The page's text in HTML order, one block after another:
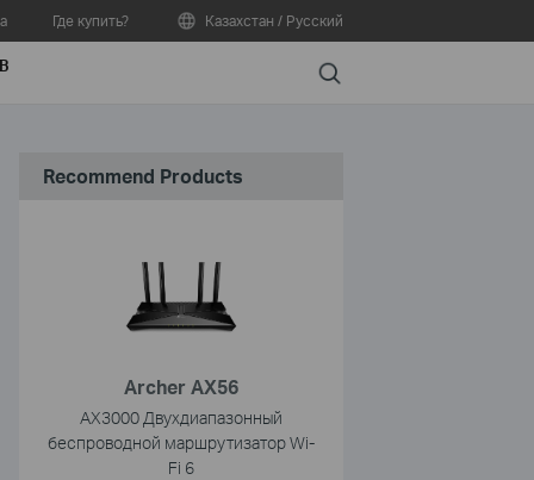
Где купить? Казахстан / Русский
Search
Recommend Products
Archer AX56
AX3000 Двухдиапазонный
беспроводной маршрутизатор Wi-
Fi 6